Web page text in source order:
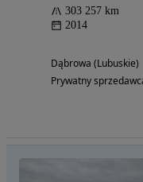
303 257 km
2014
Dąbrowa (Lubuskie)
Prywatny